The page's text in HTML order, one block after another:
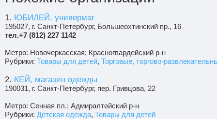
1. ЮБИЛЕЙ, универмаг
195027, г. Санкт-Петербург, Большеохтинский пр., 16
тел.+7 (812) 227 1142
Метро: Новочеркасская; Красногвардейский р-н
Рубрики: Товары для детей, Торговые, торгово-
2. КЕЙ, магазин одежды
190031, г. Санкт-Петербург, пер. Гривцова, 22
Метро: Сенная пл.; Адмиралтейский р-н
Рубрики: Детская одежда, Товары для детей